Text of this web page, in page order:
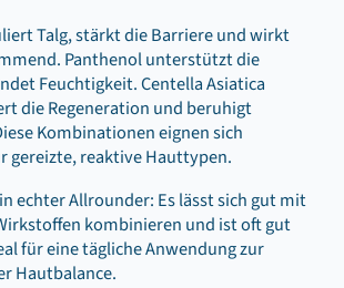
Talg, stärkt die Barriere und wirkt
Panthenol unterstützt die
Feuchtigkeit. Centella Asiatica
die Regeneration und beruhigt
Kombinationen eignen sich
gereizte, reaktive Hauttypen.
echter Allrounder: Es lässt sich gut mit
kombinieren und ist oft gut
für eine tägliche Anwendung zur
Hautbalance.